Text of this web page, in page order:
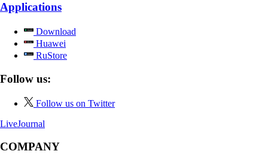
Applications
Download
Huawei
RuStore
Follow us:
Follow us on Twitter
LiveJournal
COMPANY